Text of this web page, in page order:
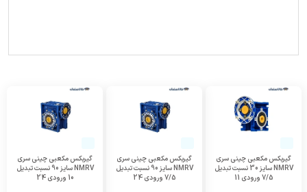
گیربکس مکعبی چینی سری
NMRV سایز 30 نسبت تبدیل
7/5 ورودی 11
گیربکس مکعبی چینی سری
NMRV سایز 90 نسبت تبدیل
7/5 ورودی 24
گیربکس مکعبی چینی سری
NMRV سایز 90 نسبت تبدیل
10 ورودی 24